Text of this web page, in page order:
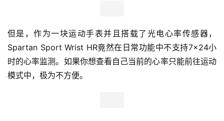
但是，作为一块运动手表并且搭载了光电心率传感器，
Spartan Sport Wrist HR竟然在日常功能中不支持7×24小
时的心率监测。如果你想查看自己当前的心率只能前往运动
模式中，极为不方便。